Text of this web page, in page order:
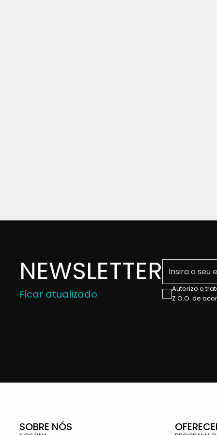
NEWSLETTER
Ficar atualizado
Autorizo ​​o
Z O.O. de
SOBRE NÓS